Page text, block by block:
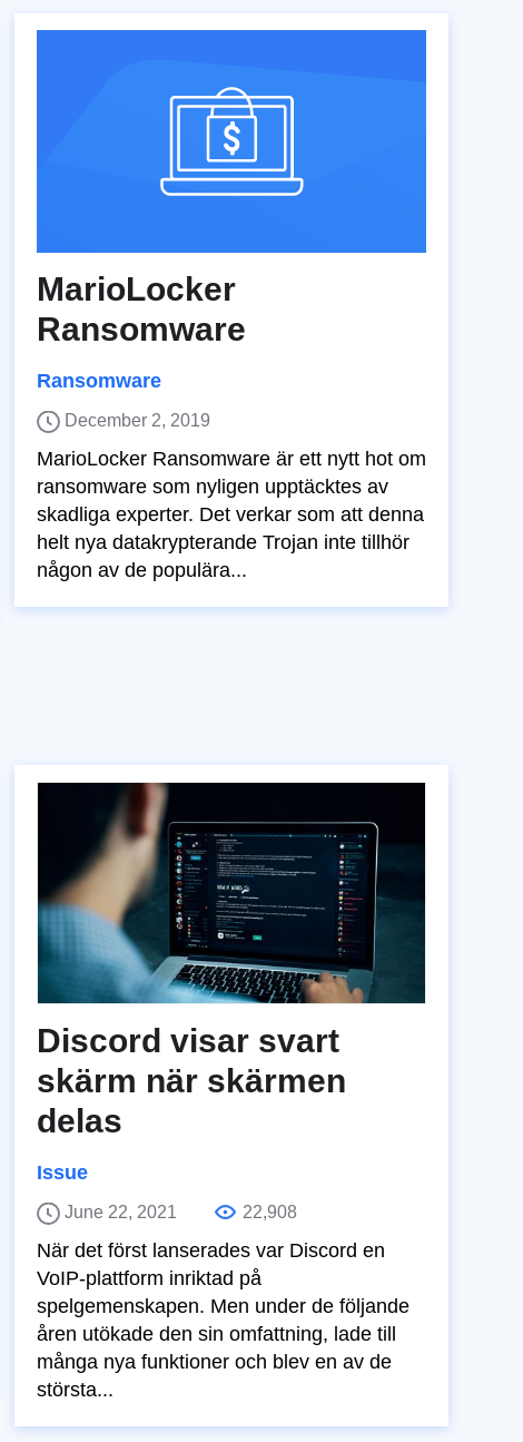
MarioLocker
Ransomware
Ransomware
December 2, 2019
MarioLocker Ransomware är ett nytt hot om
ransomware som nyligen upptäcktes av
skadliga experter. Det verkar som att denna
helt nya datakrypterande Trojan inte tillhör
någon av de populära...
Discord visar svart
skärm när skärmen
delas
Issue
June 22, 2021 22,908
När det först lanserades var Discord en
VoIP-plattform inriktad på
spelgemenskapen. Men under de följande
åren utökade den sin omfattning, lade till
många nya funktioner och blev en av de
största...